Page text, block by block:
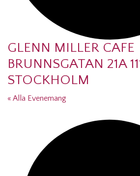
GLENN MILLER CAFE
BRUNNSGATAN 21A
STOCKHOLM
« Alla Evenemang